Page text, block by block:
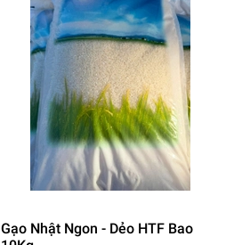
Gạo Nhật Ngon - Dẻo HTF Bao